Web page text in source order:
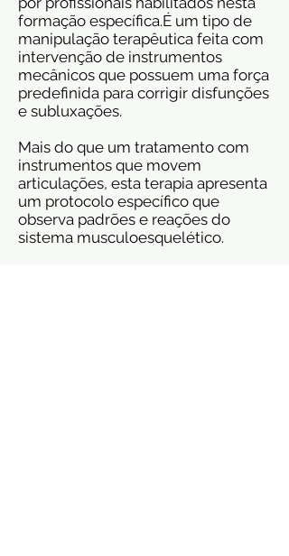
formação específica.É um tipo de
manipulação terapêutica feita com
intervenção de instrumentos
mecânicos que possuem uma força
predefinida para corrigir disfunções
e subluxações.
Mais do que um tratamento com
instrumentos que movem
articulações, esta terapia apresenta
um protocolo específico que
observa padrões e reações do
sistema musculoesquelético.